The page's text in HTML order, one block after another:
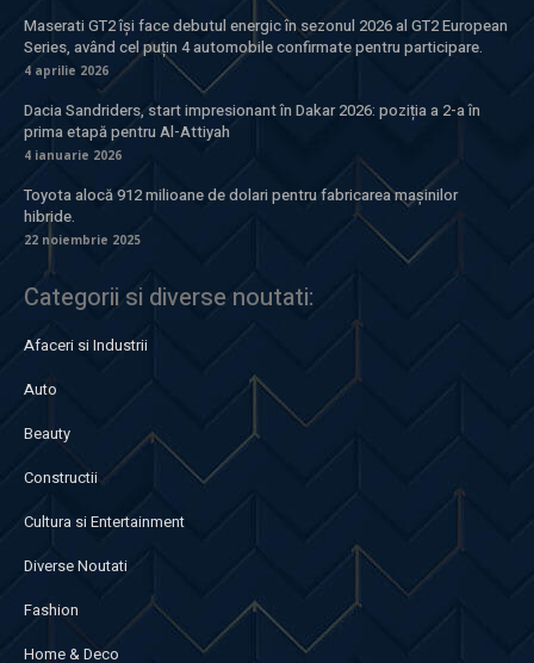
Maserati GT2 își face debutul energic în sezonul 2026 al GT2 European
Series, având cel puțin 4 automobile confirmate pentru participare.
4 aprilie 2026
Dacia Sandriders, start impresionant în Dakar 2026: poziția a 2-a în
prima etapă pentru Al-Attiyah
4 ianuarie 2026
Toyota alocă 912 milioane de dolari pentru fabricarea mașinilor
hibride.
22 noiembrie 2025
Categorii si diverse noutati:
Afaceri si Industrii
Auto
Beauty
Constructii
Cultura si Entertainment
Diverse Noutati
Fashion
Home & Deco